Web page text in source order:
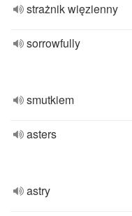
strażnik więzienny
sorrowfully
smutkiem
asters
astry